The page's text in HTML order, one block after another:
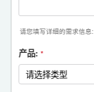
请您填写详细的需求信息:
产品: *